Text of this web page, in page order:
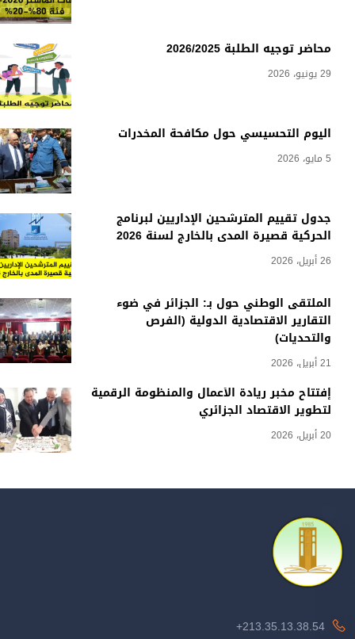
محاضر توجيه الطلبة 2026/2025
29 يونيو، 2026
اليوم التحسيسي حول مكافحة المخدرات
5 مايو، 2026
جدول تقييم المترشحين الإداريين لبرنامج
الحركية قصيرة المدى بالخارج لسنة 2026
26 أبريل، 2026
الملتقى الوطني حول بـ: الجزائر في ضوء
التقارير الاقتصادية الدولية (الفرص
والتحديات)
21 أبريل، 2026
إفتتاح مخبر ريادة الأعمال والمنظومة الرقمية
لتطوير الاقتصاد الجزائري
20 أبريل، 2026
213.35.13.38.54+